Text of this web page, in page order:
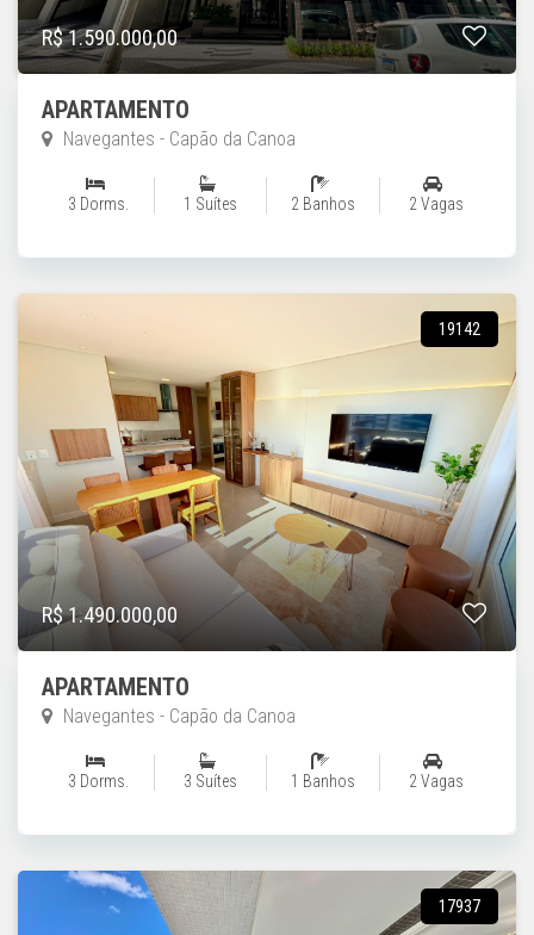
R$ 1.590.000,00
APARTAMENTO
Navegantes - Capão da Canoa
3 Dorms. 1 Suítes 2 Banhos 2 Vagas
19142
R$ 1.490.000,00
APARTAMENTO
Navegantes - Capão da Canoa
3 Dorms. 3 Suítes 1 Banhos 2 Vagas
17937